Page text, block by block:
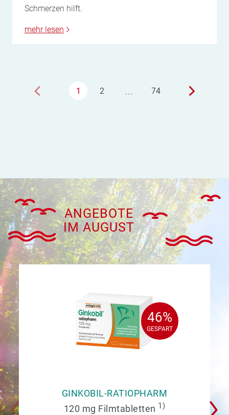
Schmerzen hilft.
mehr lesen
1 2 … 74
ANGEBOTE
IM AUGUST
46%
GESPART
46%
GESPART
GINKOBIL-RATIOPHARM
120 mg Filmtabletten 1)